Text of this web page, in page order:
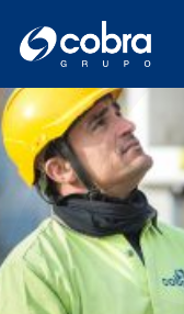
contenido